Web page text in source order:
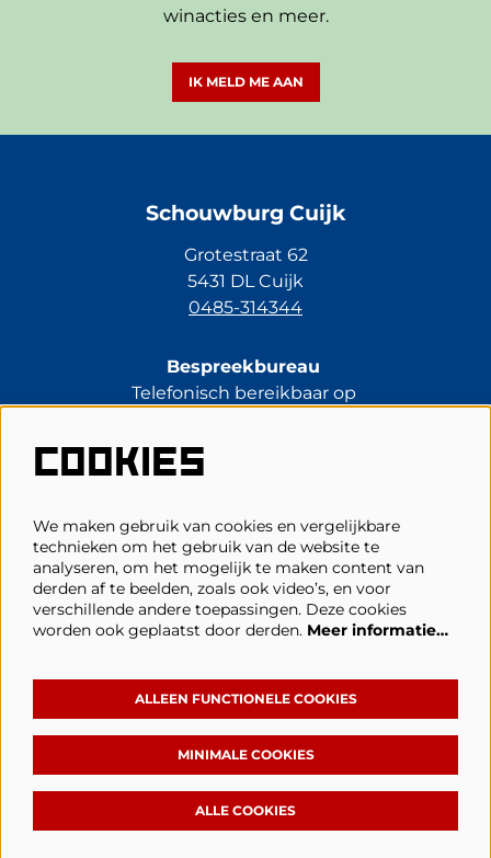
winacties en meer.
IK MELD ME AAN
Schouwburg Cuijk
Grotestraat 62
5431 DL Cuijk
0485-314344
Bespreekbureau
Telefonisch bereikbaar op
0485-314344
kassa@schouwburgcuijk.nl
Veelgestelde vragen
Zaalplattegronden
Privacy, cookies & voorwaarden
Toegankelijkheid
Volg Schouwburg Cuijk
COOKIES
We maken gebruik van cookies en vergelijkbare
technieken om het gebruik van de website te
analyseren, om het mogelijk te maken content van
derden af te beelden, zoals ook video’s, en voor
verschillende andere toepassingen. Deze cookies
worden ook geplaatst door derden. Meer informatie…
ALLEEN FUNCTIONELE COOKIES
MINIMALE COOKIES
ALLE COOKIES